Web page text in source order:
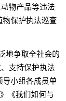
物产品等违法
保护执法巡查
地争取全社会的
支持保护执法
小组各成员单
《我们如何与